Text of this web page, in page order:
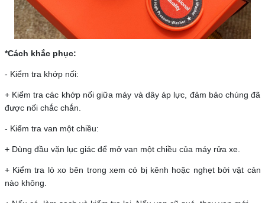
*Cách khắc phục:
- Kiểm tra khớp nối:
+ Kiểm tra các khớp nối giữa máy và dây áp lực, đảm bảo chúng đã
được nối chắc chắn.
- Kiểm tra van một chiều:
+ Dùng đầu vặn lục giác để mở van một chiều của máy rửa xe.
+ Kiểm tra lò xo bên trong xem có bị kênh hoặc nghẹt bởi vật cản
nào không.